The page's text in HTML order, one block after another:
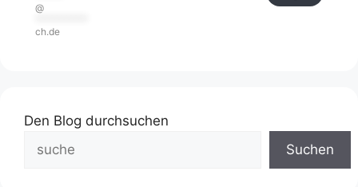
@
ch.de
Den Blog durchsuchen
Suchen